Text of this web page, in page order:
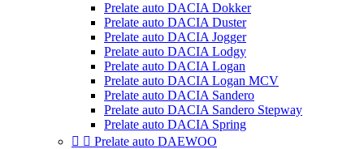
Prelate auto DACIA Dokker
Prelate auto DACIA Duster
Prelate auto DACIA Jogger
Prelate auto DACIA Lodgy
Prelate auto DACIA Logan
Prelate auto DACIA Logan MCV
Prelate auto DACIA Sandero
Prelate auto DACIA Sandero Stepway
Prelate auto DACIA Spring
  Prelate auto DAEWOO